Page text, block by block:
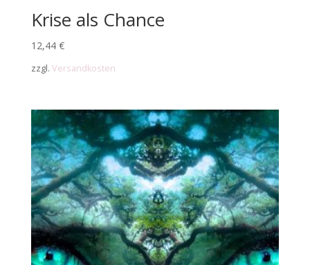
Krise als Chance
12,44 €
zzgl. Versandkosten